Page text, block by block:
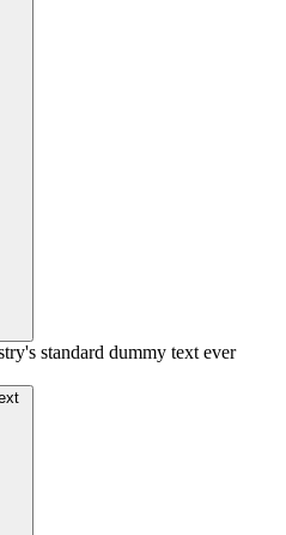
standard dummy text ever